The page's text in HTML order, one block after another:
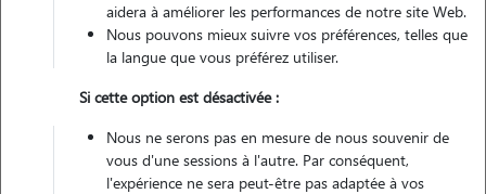
Contacter
L'envoi d'une demande est sans engagement
aidera à améliorer les performances de notre site Web.
Nous pouvons mieux suivre vos préférences, telles que
la langue que vous préférez utiliser.
Si cette option est désactivée :
Nous ne serons pas en mesure de nous souvenir de
vous d'une sessions à l'autre. Par conséquent,
l'expérience ne sera peut-être pas adaptée à vos